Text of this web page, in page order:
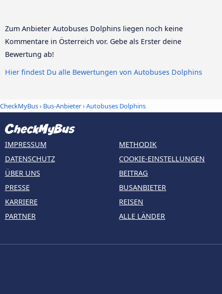
Zum Anbieter Autobuses Dolphins liegen noch keine
Kommentare in Österreich vor. Gebe als Erster deine
Bewertung ab!
Hier findest Du alle Bewertungen von Autobuses Dolphins
CheckMyBus› Bus-Anbieter› Autobuses Dolphins
IMPRESSUM
DATENSCHUTZ
ÜBER UNS
PRESSE
KARRIERE
PARTNER
METHODIK
COOKIE-EINSTELLUNGEN
BEITRAG
BUSANBIETER
REISEN
ALLE LÄNDER